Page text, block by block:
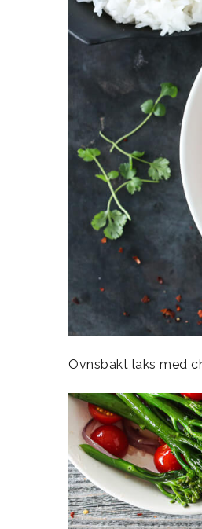
Ovnsbakt laks med